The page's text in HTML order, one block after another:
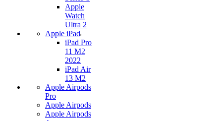
Apple
Watch
Ultra 2
Apple iPad
iPad Pro
11 M2
2022
iPad Air
13 M2
Apple Airpods
Pro
Apple Airpods
Apple Airpods